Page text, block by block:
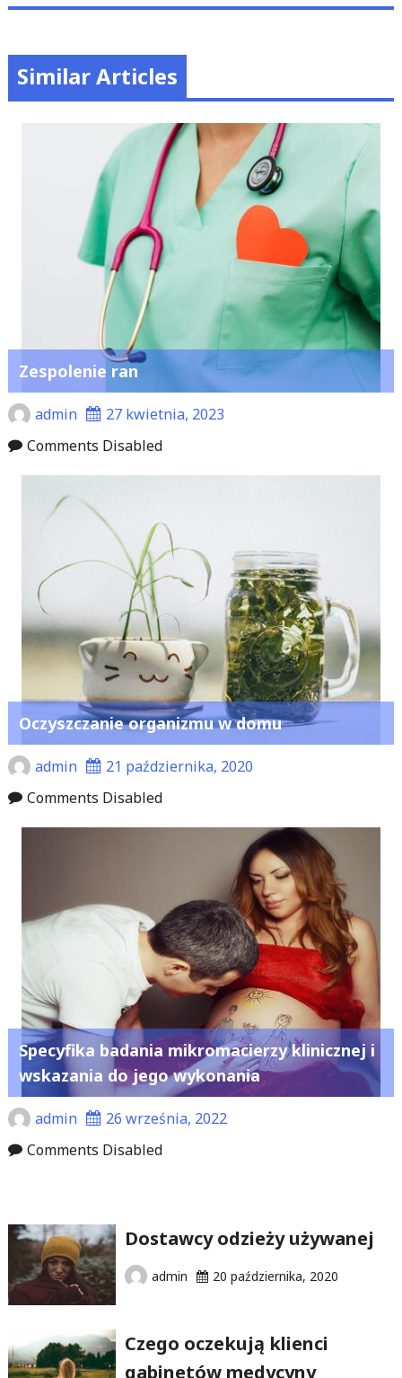
Similar Articles
Zespolenie ran
admin
27 kwietnia, 2023
Comments Disabled
Oczyszczanie organizmu w domu
admin
21 października, 2020
Comments Disabled
Specyfika badania mikromacierzy klinicznej i
wskazania do jego wykonania
admin
26 września, 2022
Comments Disabled
Dostawcy odzieży używanej
admin 20 października, 2020
Czego oczekują klienci
gabinetów medycyny